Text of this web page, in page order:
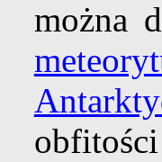
można
obfitości